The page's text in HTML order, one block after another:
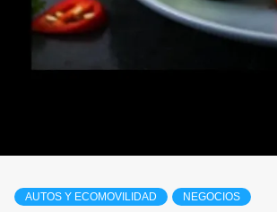
AUTOS Y ECOMOVILIDAD NEGOCIOS